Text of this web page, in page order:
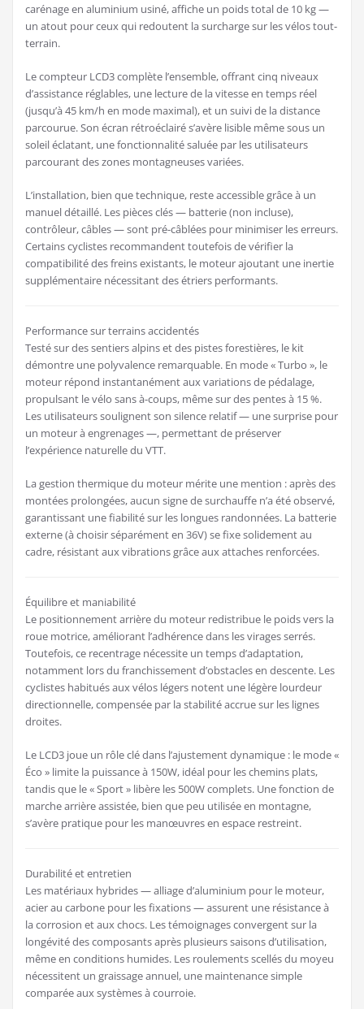
carénage en aluminium usiné, affiche un poids total de 10 kg —
un atout pour ceux qui redoutent la surcharge sur les vélos tout-
terrain.
Le compteur LCD3 complète l’ensemble, offrant cinq niveaux
d’assistance réglables, une lecture de la vitesse en temps réel
(jusqu’à 45 km/h en mode maximal), et un suivi de la distance
parcourue. Son écran rétroéclairé s’avère lisible même sous un
soleil éclatant, une fonctionnalité saluée par les utilisateurs
parcourant des zones montagneuses variées.
L’installation, bien que technique, reste accessible grâce à un
manuel détaillé. Les pièces clés — batterie (non incluse),
contrôleur, câbles — sont pré-câblées pour minimiser les erreurs.
Certains cyclistes recommandent toutefois de vérifier la
compatibilité des freins existants, le moteur ajoutant une inertie
supplémentaire nécessitant des étriers performants.
Performance sur terrains accidentés
Testé sur des sentiers alpins et des pistes forestières, le kit
démontre une polyvalence remarquable. En mode « Turbo », le
moteur répond instantanément aux variations de pédalage,
propulsant le vélo sans à-coups, même sur des pentes à 15 %.
Les utilisateurs soulignent son silence relatif — une surprise pour
un moteur à engrenages —, permettant de préserver
l’expérience naturelle du VTT.
La gestion thermique du moteur mérite une mention : après des
montées prolongées, aucun signe de surchauffe n’a été observé,
garantissant une fiabilité sur les longues randonnées. La batterie
externe (à choisir séparément en 36V) se fixe solidement au
cadre, résistant aux vibrations grâce aux attaches renforcées.
Équilibre et maniabilité
Le positionnement arrière du moteur redistribue le poids vers la
roue motrice, améliorant l’adhérence dans les virages serrés.
Toutefois, ce recentrage nécessite un temps d’adaptation,
notamment lors du franchissement d’obstacles en descente. Les
cyclistes habitués aux vélos légers notent une légère lourdeur
directionnelle, compensée par la stabilité accrue sur les lignes
droites.
Le LCD3 joue un rôle clé dans l’ajustement dynamique : le mode «
Éco » limite la puissance à 150W, idéal pour les chemins plats,
tandis que le « Sport » libère les 500W complets. Une fonction de
marche arrière assistée, bien que peu utilisée en montagne,
s’avère pratique pour les manœuvres en espace restreint.
Durabilité et entretien
Les matériaux hybrides — alliage d’aluminium pour le moteur,
acier au carbone pour les fixations — assurent une résistance à
la corrosion et aux chocs. Les témoignages convergent sur la
longévité des composants après plusieurs saisons d’utilisation,
même en conditions humides. Les roulements scellés du moyeu
nécessitent un graissage annuel, une maintenance simple
comparée aux systèmes à courroie.